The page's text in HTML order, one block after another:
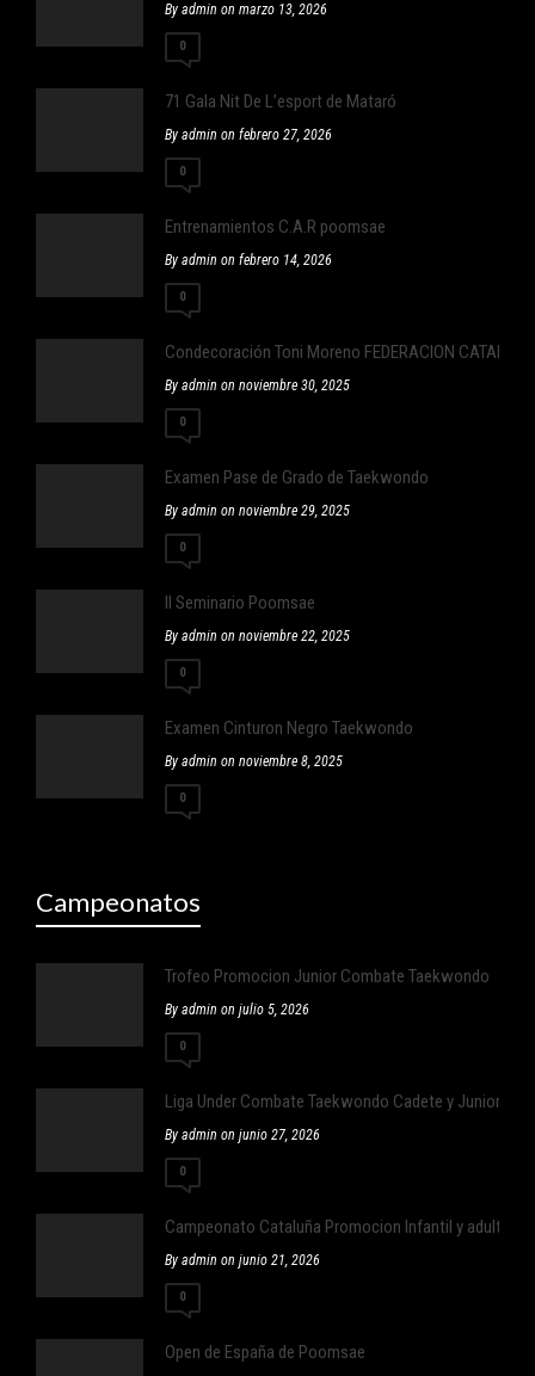
By admin on marzo 13, 2026
0
71 Gala Nit De L’esport de Mataró
By admin on febrero 27, 2026
0
Entrenamientos C.A.R poomsae
By admin on febrero 14, 2026
0
Condecoración Toni Moreno FEDERACION
By admin on noviembre 30, 2025
0
Examen Pase de Grado de Taekwondo
By admin on noviembre 29, 2025
0
II Seminario Poomsae
By admin on noviembre 22, 2025
0
Examen Cinturon Negro Taekwondo
By admin on noviembre 8, 2025
0
Campeonatos
Trofeo Promocion Junior Combate Taekwondo
By admin on julio 5, 2026
0
Liga Under Combate Taekwondo Cadete y Junior
By admin on junio 27, 2026
0
Campeonato Cataluña Promocion Infantil y adulto
By admin on junio 21, 2026
0
Open de España de Poomsae